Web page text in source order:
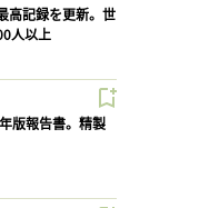
高記録を更新。世
人以上
版報告書。精製